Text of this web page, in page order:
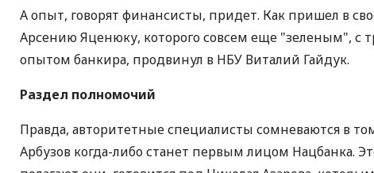
А опыт, говорят финансисты, придет. Как пришел в
Арсению Яценюку, которого совсем еще "зеленым", с
опытом банкира, продвинул в НБУ Виталий Гайдук.
Раздел полномочий
Правда, авторитетные специалисты сомневаются в
Арбузов когда-либо станет первым лицом Нацбанка.